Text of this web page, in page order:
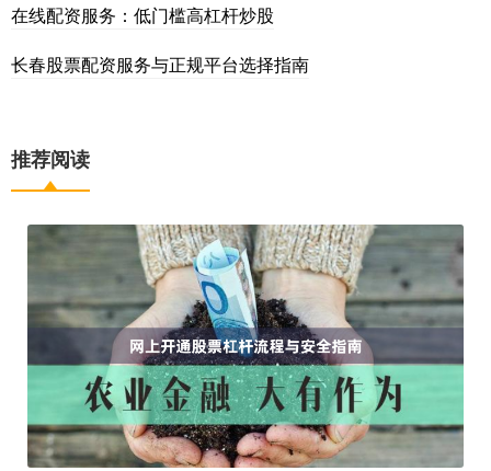
在线配资服务：低门槛高杠杆炒股
长春股票配资服务与正规平台选择指南
推荐阅读